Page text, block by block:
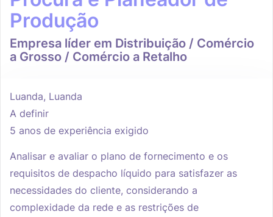
Produção
Empresa líder em Distribuição / Comércio
a Grosso / Comércio a Retalho
Luanda, Luanda
A definir
5 anos de experiência exigido
Analisar e avaliar o plano de fornecimento e os
requisitos de despacho líquido para satisfazer as
necessidades do cliente, considerando a
complexidade da rede e as restrições de